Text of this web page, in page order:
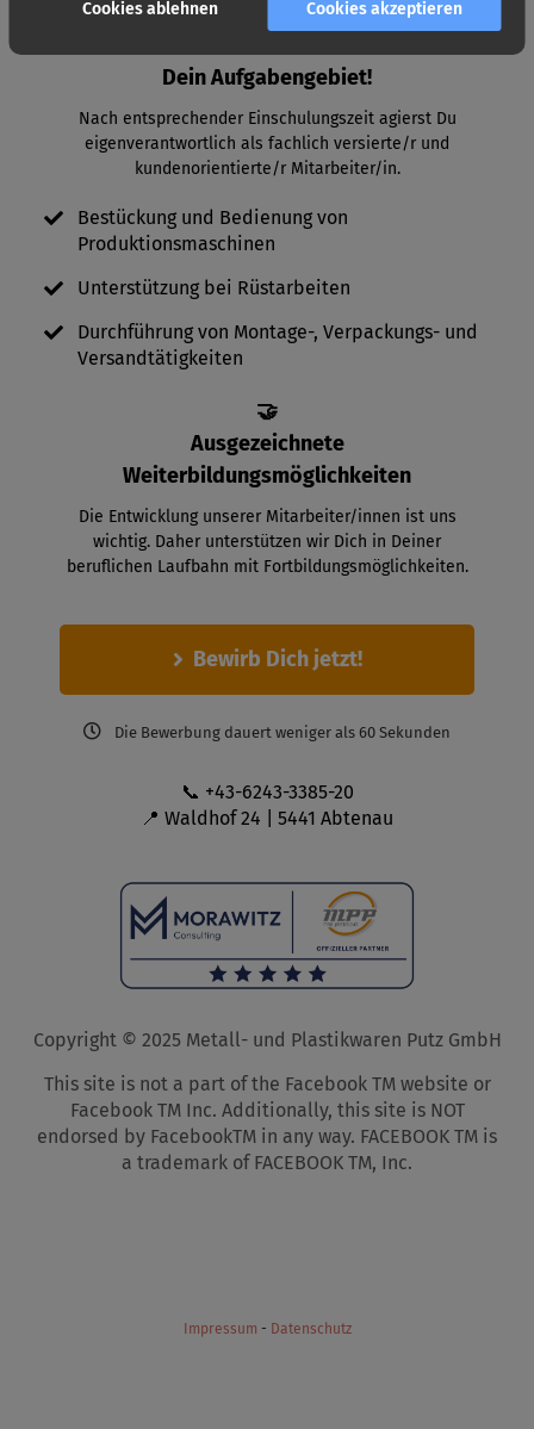
Dein Aufgabengebiet!
Nach entsprechender Einschulungszeit agierst Du
eigenverantwortlich als fachlich versierte/r und
kundenorientierte/r Mitarbeiter/in.
Bestückung und Bedienung von
Produktionsmaschinen
Unterstützung bei Rüstarbeiten
Durchführung von Montage-, Verpackungs- und
Versandtätigkeiten
🤝
Ausgezeichnete
Weiterbildungsmöglichkeiten
Die Entwicklung unserer Mitarbeiter/innen ist uns
wichtig. Daher unterstützen wir Dich in Deiner
beruflichen Laufbahn mit Fortbildungsmöglichkeiten.
Bewirb Dich jetzt!
Die Bewerbung dauert weniger als 60 Sekunden
📞 +43-6243-3385-20
📍 Waldhof 24 | 5441 Abtenau
Copyright © 2025 Metall- und Plastikwaren Putz GmbH
This site is not a part of the Facebook TM website or
Facebook TM Inc. Additionally, this site is NOT
endorsed by FacebookTM in any way. FACEBOOK TM is
a trademark of FACEBOOK TM, Inc.
Impressum - Datenschutz
Cookies ablehnen Cookies akzeptieren